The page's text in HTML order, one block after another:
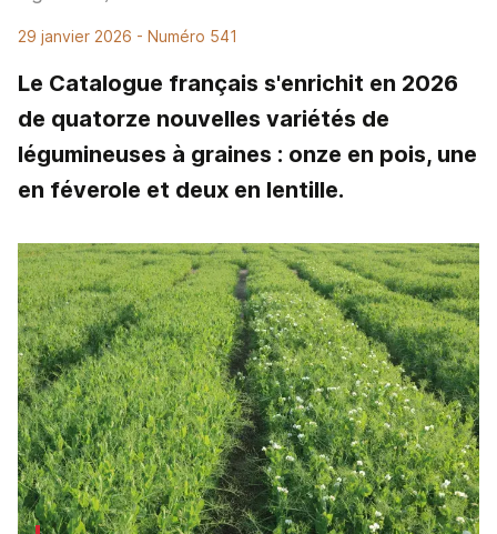
29 janvier 2026 - Numéro 541
Le Catalogue français s'enrichit en 2026
de quatorze nouvelles variétés de
légumineuses à graines : onze en pois, une
en féverole et deux en lentille.